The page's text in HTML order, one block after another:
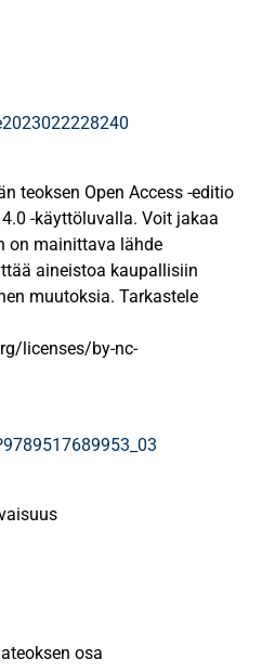
teoksen Open Access -editio
-käyttöluvalla. Voit jakaa
on mainittava lähde
aineistoa kaupallisiin
muutoksia. Tarkastele
licenses/by-nc-
osa